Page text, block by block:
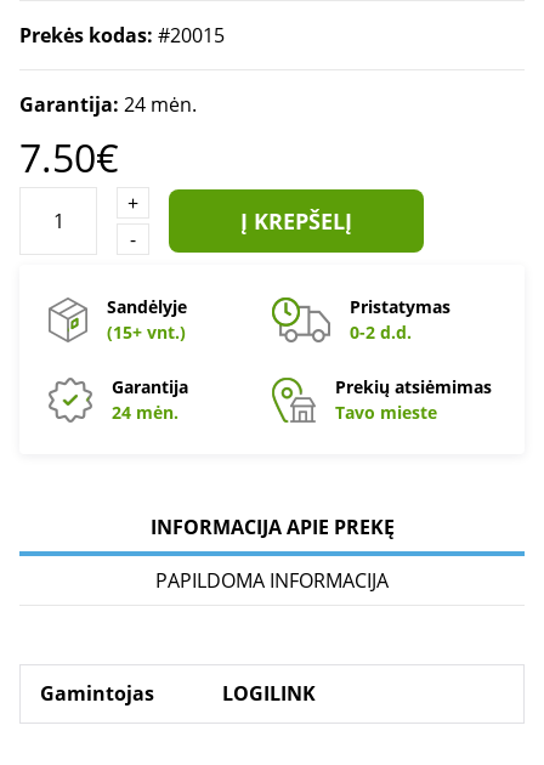
Prekės kodas: #20015
Garantija: 24 mėn.
7.50€
+
-
Į KREPŠELĮ
Sandėlyje
(15+ vnt.)
Pristatymas
0-2 d.d.
Garantija
24 mėn.
Prekių atsiėmimas
Tavo mieste
INFORMACIJA APIE PREKĘ
PAPILDOMA INFORMACIJA
Gamintojas LOGILINK